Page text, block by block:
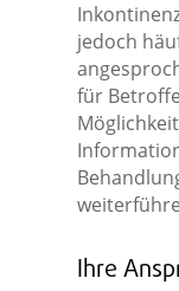
jedoch
für
Ihre